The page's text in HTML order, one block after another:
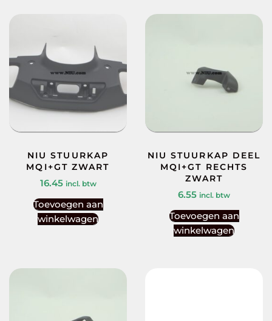
NIU STUURKAP
MQI+GT ZWART
16.45 incl. btw
Toevoegen aan
winkelwagen
NIU STUURKAP DEEL
MQI+GT RECHTS
ZWART
6.55 incl. btw
Toevoegen aan
winkelwagen